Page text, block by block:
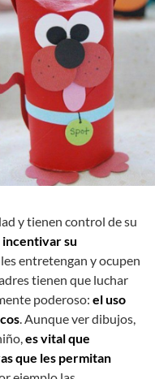
y tienen control de su
su
entretengan y ocupen
tienen que luchar
poderoso: el uso
. Aunque ver dibujos,
es vital que
que les permitan